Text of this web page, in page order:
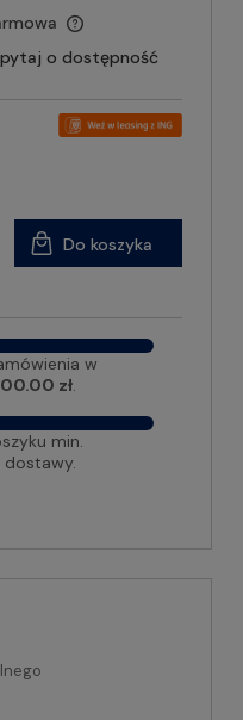
o dostępność
Do koszyka
w
zł.
min.